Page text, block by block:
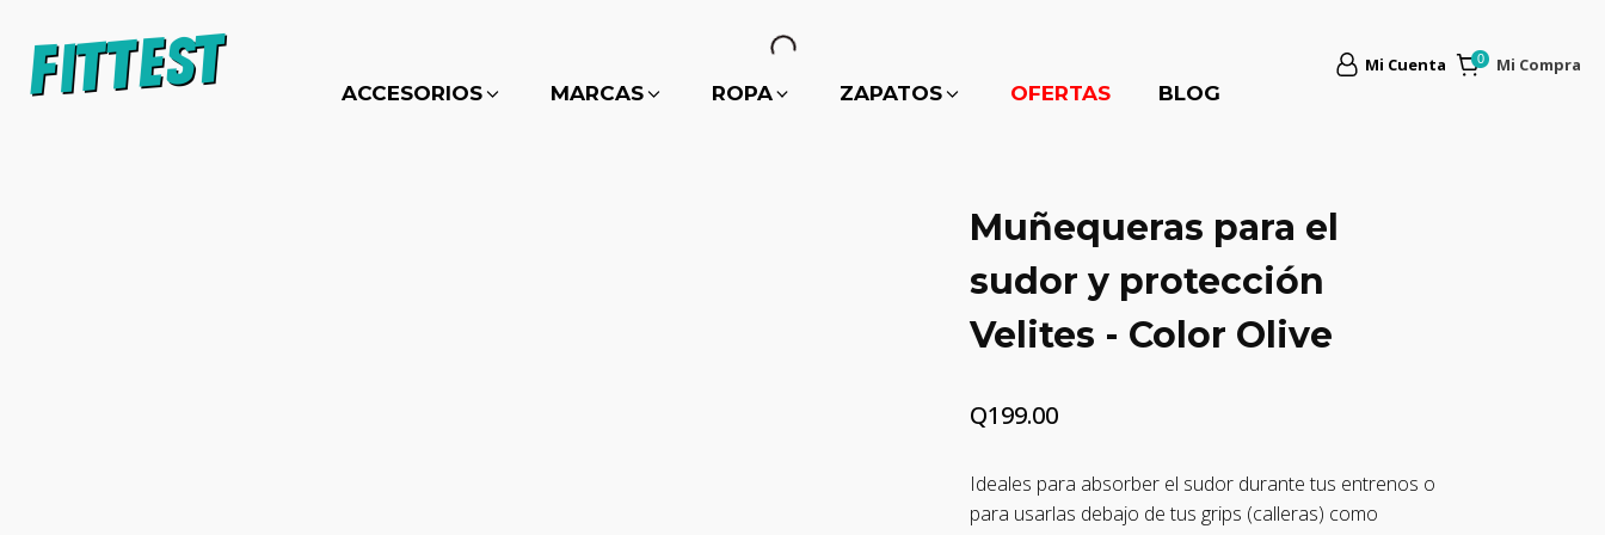
ACCESORIOS MARCAS ROPA ZAPATOS OFERTAS BLOG
Mi Cuenta Mi Compra
Muñequeras para el
sudor y protección
Velites - Color Olive
Q199.00
Ideales para absorber el sudor durante tus entrenos o
para usarlas debajo de tus grips (calleras) como